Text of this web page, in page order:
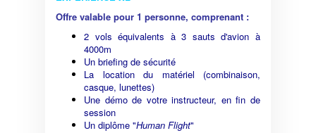
Offre valable pour 1 personne, comprenant :
2 vols équivalents à 3 sauts d'avion à
4000m
Un briefing de sécurité
La location du matériel (combinaison,
casque, lunettes)
Une démo de votre instructeur, en fin de
session
Un diplôme "Human Flight"